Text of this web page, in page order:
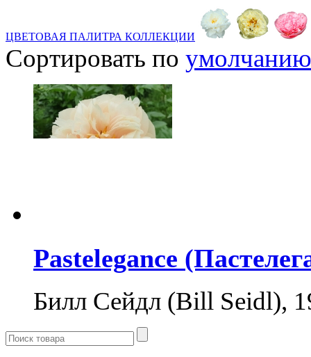
ЦВЕТОВАЯ ПАЛИТРА КОЛЛЕКЦИИ
Сортировать по умолчанию
Pastelegance
Билл Сейдл (Bill Seidl),